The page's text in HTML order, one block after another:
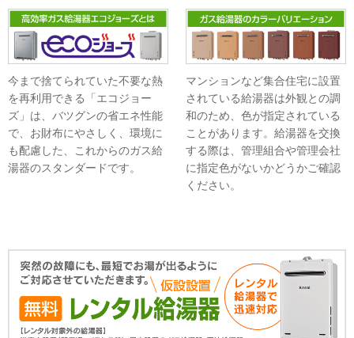
今まで捨てられていた不要な熱
を再利用できる「エコジョー
ズ」は、バツグンの省エネ性能
で、お財布にやさしく、環境に
も配慮した、これからのガス給
湯器のスタンダードです。
マンションなど集合住宅に設置
されている給湯器は外観との調
和のため、色が指定されている
ことがあります。給湯器を交換
する際は、管理組合や管理会社
に指定色がないかどうかご確認
ください。